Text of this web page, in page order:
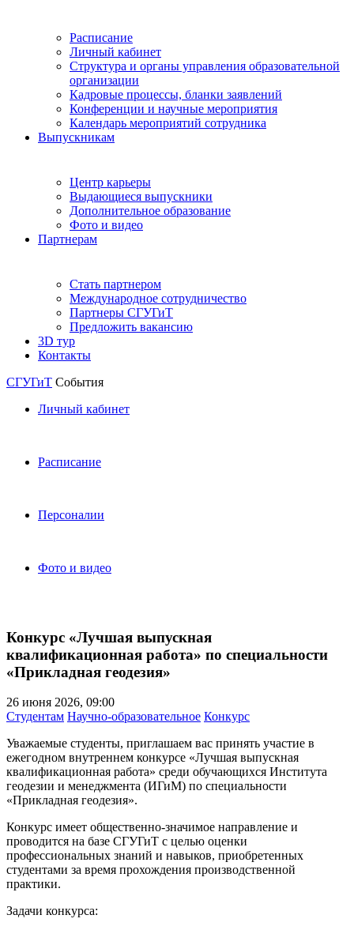
Расписание
Личный кабинет
Структура и органы управления образовательной
организации
Кадровые процессы, бланки заявлений
Конференции и научные мероприятия
Календарь мероприятий сотрудника
Выпускникам
Центр карьеры
Выдающиеся выпускники
Дополнительное образование
Фото и видео
Партнерам
Стать партнером
Международное сотрудничество
Партнеры СГУГиТ
Предложить вакансию
3D тур
Контакты
СГУГиТ События
Личный кабинет
Расписание
Персоналии
Фото и видео
Конкурс «Лучшая выпускная
квалификационная работа» по специальности
«Прикладная геодезия»
26 июня 2026, 09:00
Студентам Научно-образовательное Конкурс
Уважаемые студенты, приглашаем вас принять участие в
ежегодном внутреннем конкурсе «Лучшая выпускная
квалификационная работа» среди обучающихся Института
геодезии и менеджмента (ИГиМ) по специальности
«Прикладная геодезия».
Конкурс имеет общественно-значимое направление и
проводится на базе СГУГиТ с целью оценки
профессиональных знаний и навыков, приобретенных
студентами за время прохождения производственной
практики.
Задачи конкурса: